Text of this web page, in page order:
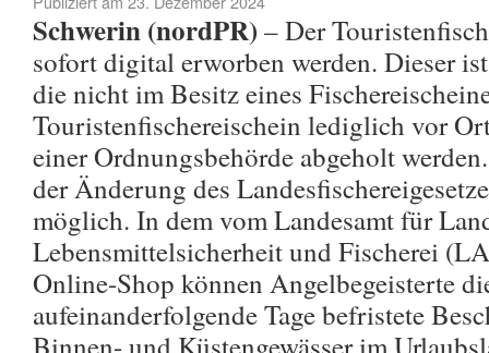
Schwerin (nordPR)– Der
sofort digital erworben werden. Dieser
die nicht im Besitz eines
Touristenfischereischein lediglich vor
einer Ordnungsbehörde abgeholt
der Änderung des
möglich. In dem vom Landesamt für
Lebensmittelsicherheit und Fischerei
Online-Shop können Angelbegeisterte
aufeinanderfolgende Tage befristete